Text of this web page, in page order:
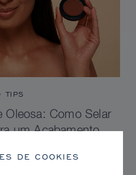
TIPS
Oleosa: Como Selar
um Acabamento
DE COOKIES